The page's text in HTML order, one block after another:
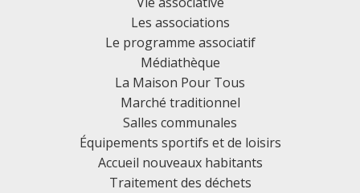
Les associations
Le programme associatif
Médiathèque
La Maison Pour Tous
Marché traditionnel
Salles communales
Équipements sportifs et de loisirs
Accueil nouveaux habitants
Traitement des déchets